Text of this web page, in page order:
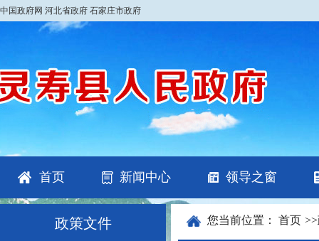
中国政府网 河北省政府 石家庄市政府
首页 新闻中心 领导之窗
政策文件 您当前位置： 首页 >>